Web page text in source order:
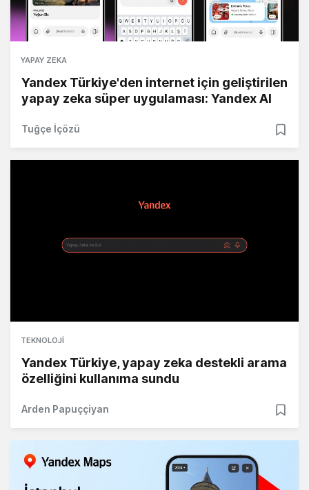
YAPAY ZEKA
Yandex Türkiye'den internet için geliştirilen
yapay zeka süper uygulaması: Yandex AI
Tuğçe İçözü
TEKNOLOJI
Yandex Türkiye, yapay zeka destekli arama
özelliğini kullanıma sundu
Arden Papuççiyan